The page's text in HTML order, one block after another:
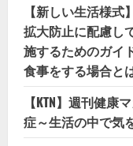
【新しい生活様
拡大防止に配慮し
施するためのガイ
食事をする場合と
【KTN】週刊健
症～生活の中で気